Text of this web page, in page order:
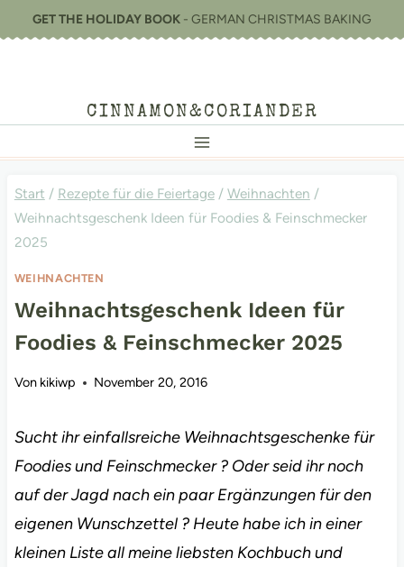
Inhalt
GET THE HOLIDAY BOOK - GERMAN CHRISTMAS BAKING
CINNAMON&CORIANDER
Start / Rezepte für die Feiertage / Weihnachten /
Weihnachtsgeschenk Ideen für Foodies & Feinschmecker
2025
WEIHNACHTEN
Weihnachtsgeschenk Ideen für
Foodies & Feinschmecker 2025
Von kikiwp November 20, 2016
Sucht ihr einfallsreiche Weihnachtsgeschenke für
Foodies und Feinschmecker ? Oder seid ihr noch
auf der Jagd nach ein paar Ergänzungen für den
eigenen Wunschzettel ? Heute habe ich in einer
kleinen Liste all meine liebsten Kochbuch und